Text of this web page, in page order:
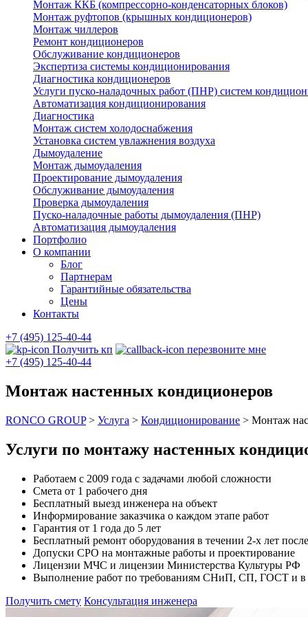
Монтаж ККБ (компрессорно-конденсаторных блоков)
Монтаж руфтопов (крышных кондиционеров)
Монтаж чиллеров
Ремонт кондиционеров
Обслуживание кондиционеров
Экспертиза системы кондиционирования
Диагностика кондиционеров
Услуги пуско-наладочных работ (ПНР) систем
Автоматизация кондиционирования
Диагностика
Монтаж систем холодоснабжения
Установка систем увлажнения воздуха
Дымоудаление
Монтаж дымоудаления
Проектирование дымоудаления
Обслуживание дымоудаления
Проверка дымоудаления
Пуско-наладочные работы дымоудаления (ПНР)
Автоматизация дымоудаления
Портфолио
О компании
Блог
Партнерам
Гарантийные обязательства
Цены
Контакты
+7 (495) 125-40-44
Получить кп
перезвоните мне
+7 (495) 125-40-44
Монтаж настенных кондиционеров
RONCO GROUP> Услуга > Кондиционирование > Монтаж
Услуги по монтажу настенных
Работаем с 2009 года с задачами любой сложности
Смета от 1 рабочего дня
Бесплатный выезд инженера на объект
Информирование заказчика о каждом этапе работ
Гарантия от 1 года до 5 лет
Бесплатный ремонт оборудования в течении 2-х лет
Допуски СРО на монтажные работы и проектирование
Лицензии МЧС и лицензии Министерства Культуры РФ
Выполнение работ по требованиям СНиП, СП, ГОСТ и в
Получить смету Консультация инженера